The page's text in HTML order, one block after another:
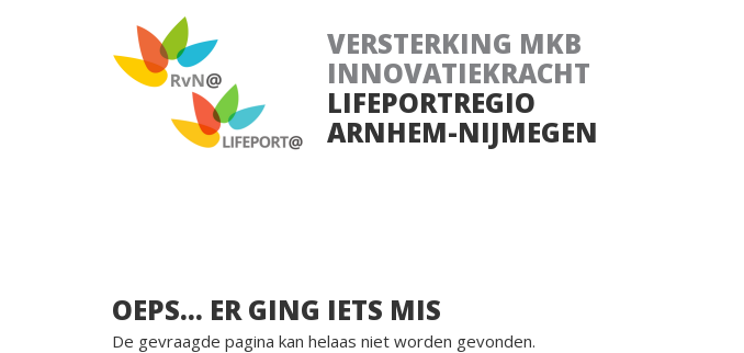
VERSTERKING MKB
INNOVATIEKRACHT
LIFEPORTREGIO
ARNHEM-NIJMEGEN
OEPS... ER GING IETS MIS
De gevraagde pagina kan helaas niet worden gevonden.